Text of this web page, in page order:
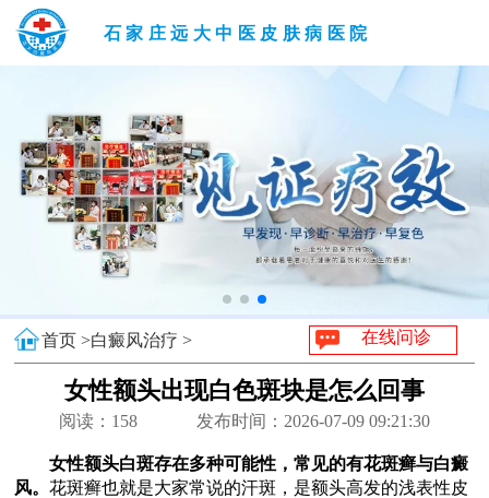
石家庄远大中医皮肤病医院
首页 >白癜风治疗 > 在线问诊
女性额头出现白色斑块是怎么回事
阅读： 158 发布时间：2026-07-09 09:21:30
女性额头白斑存在多种可能性，常见的有花斑癣与白癜
风。花斑癣也就是大家常说的汗斑，是额头高发的浅表性皮